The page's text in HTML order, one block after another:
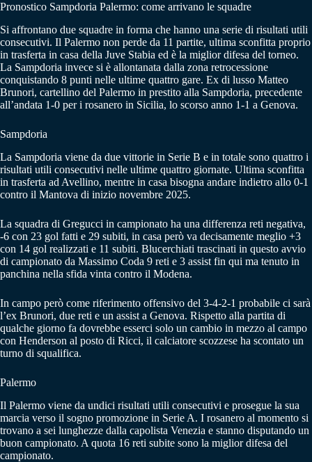
Pronostico Sampdoria Palermo: come arrivano le squadre
Si affrontano due squadre in forma che hanno una serie di risultati utili
consecutivi. Il Palermo non perde da 11 partite, ultima sconfitta proprio
in trasferta in casa della Juve Stabia ed è la miglior difesa del torneo.
La Sampdoria invece si è allontanata dalla zona retrocessione
conquistando 8 punti nelle ultime quattro gare. Ex di lusso Matteo
Brunori, cartellino del Palermo in prestito alla Sampdoria, precedente
all’andata 1-0 per i rosanero in Sicilia, lo scorso anno 1-1 a Genova.
Sampdoria
La Sampdoria viene da due vittorie in Serie B e in totale sono quattro i
risultati utili consecutivi nelle ultime quattro giornate. Ultima sconfitta
in trasferta ad Avellino, mentre in casa bisogna andare indietro allo 0-1
contro il Mantova di inizio novembre 2025.
La squadra di Gregucci in campionato ha una differenza reti negativa,
-6 con 23 gol fatti e 29 subiti, in casa però va decisamente meglio +3
con 14 gol realizzati e 11 subiti. Blucerchiati trascinati in questo avvio
di campionato da Massimo Coda 9 reti e 3 assist fin qui ma tenuto in
panchina nella sfida vinta contro il Modena.
In campo però come riferimento offensivo del 3-4-2-1 probabile ci sarà
l’ex Brunori, due reti e un assist a Genova. Rispetto alla partita di
qualche giorno fa dovrebbe esserci solo un cambio in mezzo al campo
con Henderson al posto di Ricci, il calciatore scozzese ha scontato un
turno di squalifica.
Palermo
Il Palermo viene da undici risultati utili consecutivi e prosegue la sua
marcia verso il sogno promozione in Serie A. I rosanero al momento si
trovano a sei lunghezze dalla capolista Venezia e stanno disputando un
buon campionato. A quota 16 reti subite sono la miglior difesa del
campionato.